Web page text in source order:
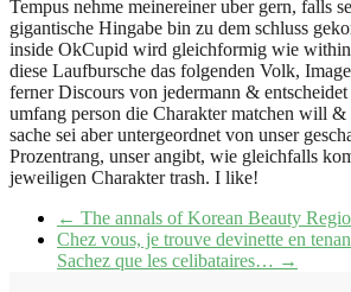
Tempus nehme meinereiner uber gern, falls
gigantische Hingabe bin zu dem schluss
inside OkCupid wird gleichformig wie
diese Laufbursche das folgenden Volk,
ferner Discours von jedermann &
umfang person die Charakter matchen will
sache sei aber untergeordnet von unser
Prozentrang, unser angibt, wie gleichfalls
jeweiligen Charakter trash. I like!
← The annals of Korean Beauty
Chez vous, je trouve devinette en
Sachez que les celibataires… →